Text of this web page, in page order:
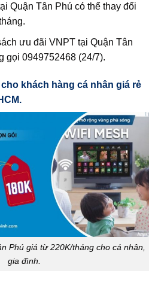
Quận Tân Phú có thể thay đổi
ưu đãi VNPT tại Quận Tân
gọi 0949752468 (24/7).
khách hàng cá nhân giá rẻ
Phú giá từ 220K/tháng cho cá nhân,
gia đình.